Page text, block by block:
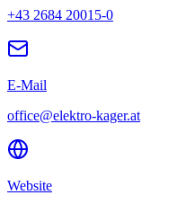
+43 2684 20015-0
E-Mail
office@elektro-kager.at
Website